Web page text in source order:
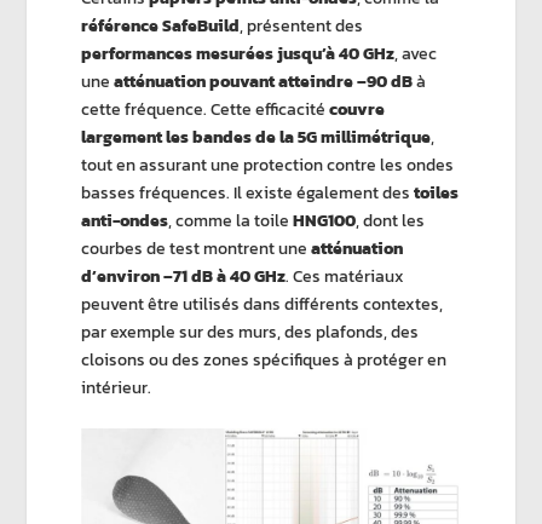
référence SafeBuild, présentent des
performances mesurées jusqu’à 40 GHz, avec
uneatténuation pouvant atteindre –90 dBà
cette fréquence. Cette efficacitécouvre
largement les bandes de la 5G millimétrique,
tout en assurant une protection contre les ondes
basses fréquences. Il existe également destoiles
anti-ondes, comme la toileHNG100, dont les
courbes de test montrent uneatténuation
d’environ –71 dB à 40 GHz. Ces matériaux
peuvent être utilisés dans différents contextes,
par exemple sur des murs, des plafonds, des
cloisons ou des zones spécifiques à protéger en
intérieur.